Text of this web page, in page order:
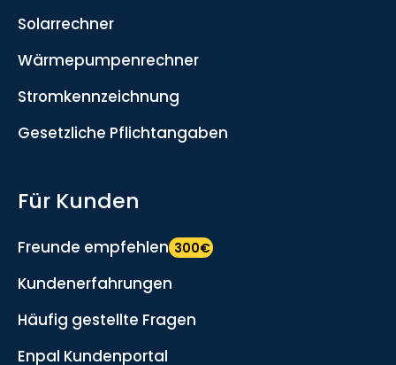
Solarrechner
Wärmepumpenrechner
Stromkennzeichnung
Gesetzliche Pflichtangaben
Für Kunden
Freunde empfehlen 300€
Kundenerfahrungen
Häufig gestellte Fragen
Enpal Kundenportal